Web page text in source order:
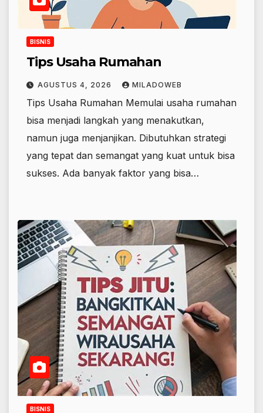
BISNIS
Tips Usaha Rumahan
AGUSTUS 4, 2026 MILADOWEB
Tips Usaha Rumahan Memulai usaha rumahan
bisa menjadi langkah yang menakutkan,
namun juga menjanjikan. Dibutuhkan strategi
yang tepat dan semangat yang kuat untuk bisa
sukses. Ada banyak faktor yang bisa…
BISNIS